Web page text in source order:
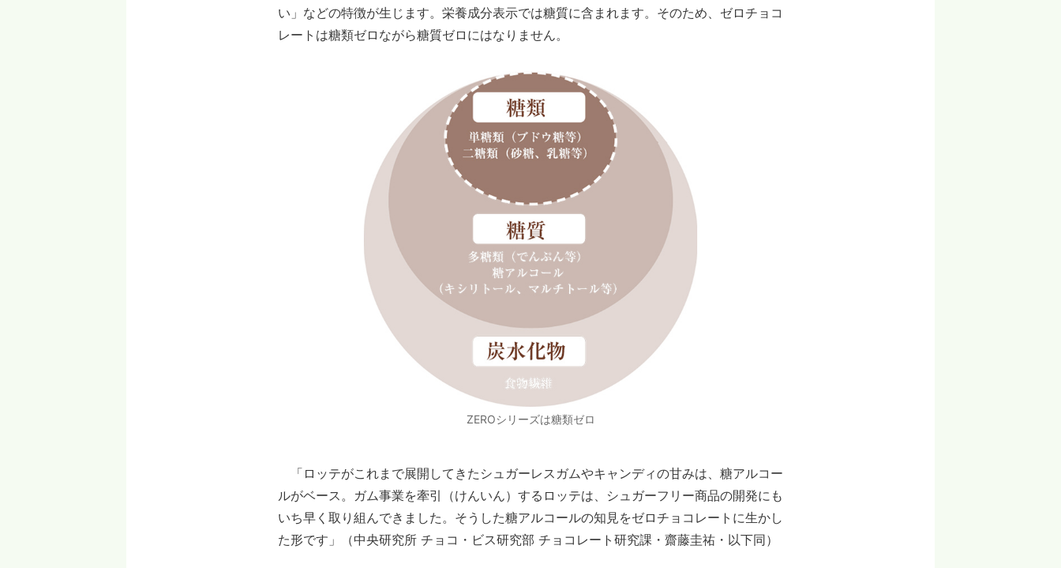
い」などの特徴が生じます。栄養成分表示では糖質に含まれます。そのため、ゼロチョコ
レートは糖類ゼロながら糖質ゼロにはなりません。
ZEROシリーズは糖類ゼロ
「ロッテがこれまで展開してきたシュガーレスガムやキャンディの甘みは、糖アルコー
ルがベース。ガム事業を牽引（けんいん）するロッテは、シュガーフリー商品の開発にも
いち早く取り組んできました。そうした糖アルコールの知見をゼロチョコレートに生かし
た形です」（中央研究所 チョコ・ビス研究部 チョコレート研究課・齋藤圭祐・以下同）